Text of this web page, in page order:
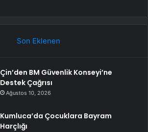
Son Eklenen
Çin’den BM Güvenlik Konseyi’ne
Destek Çağrısı
Ağustos 10, 2026
Kumluca’da Çocuklara Bayram
Harçlığı